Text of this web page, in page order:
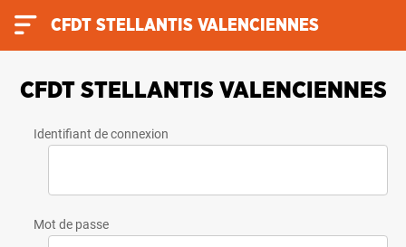
CFDT STELLANTIS VALENCIENNES
CFDT STELLANTIS VALENCIENNES
Identifiant de connexion
Mot de passe